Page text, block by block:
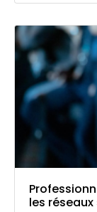
les